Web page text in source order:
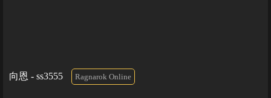
向恩 - ss3555 Ragnarok Online